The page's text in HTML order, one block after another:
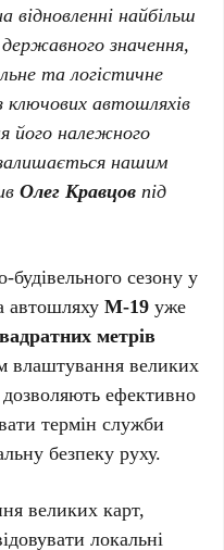
відновленні найбільш
значення,
та логістичне
ключових автошляхів
його належного
нашим
Олег Кравцов під
сезону у
автошляхуМ-19 уже
метрів
влаштування великих
ефективно
термін служби
безпеку руху.
великих карт,
локальні